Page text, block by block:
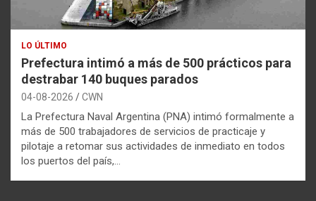
LO ÚLTIMO
Prefectura intimó a más de 500 prácticos para
destrabar 140 buques parados
04-08-2026 CWN
La Prefectura Naval Argentina (PNA) intimó formalmente a
más de 500 trabajadores de servicios de practicaje y
pilotaje a retomar sus actividades de inmediato en todos
los puertos del país,…